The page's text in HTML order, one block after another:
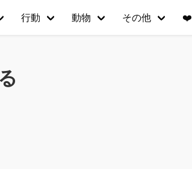
行動 動物 その他 ❤️